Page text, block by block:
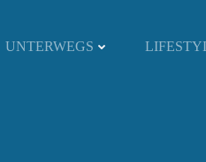
UNTERWEGS